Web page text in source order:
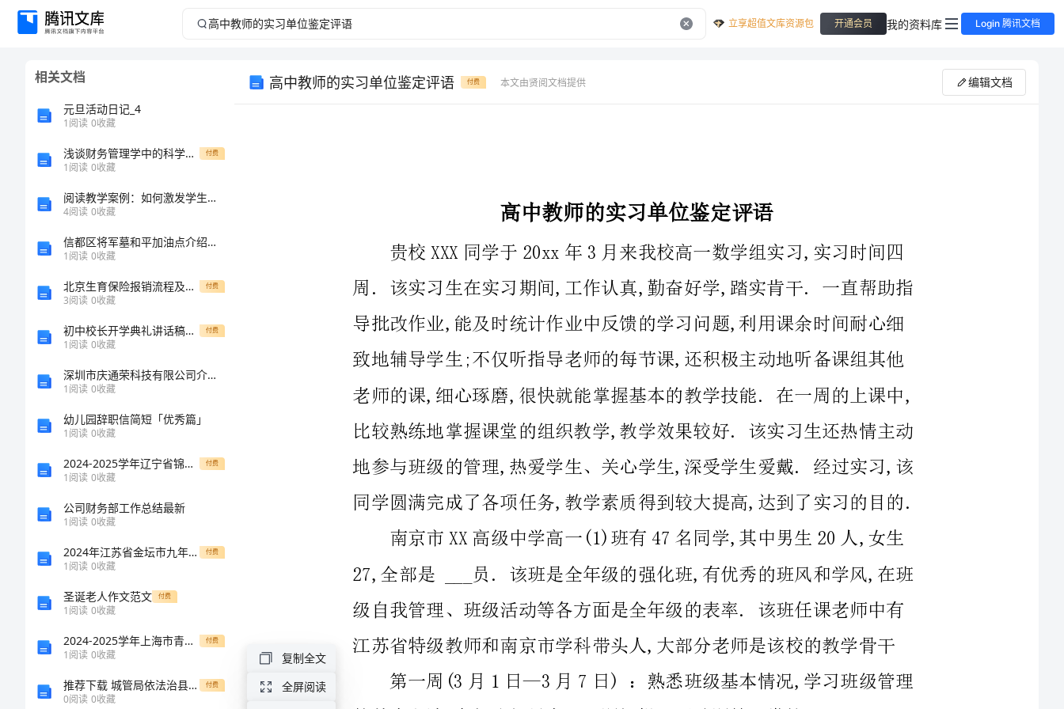
高
立享超值文库资源包 开通会员 我的资料库 Login 腾讯文档
相关文档
元旦活动日记_4
1阅读 0收藏
浅谈财务管理学中的科学与艺术论文 付费
1阅读 0收藏
阅读教学案例：如何激发学生阅读兴趣
4阅读 0收藏
信都区将军墓和平加油点介绍企业发展分析报告
1阅读 0收藏
北京生育保险报销流程及所需材料 付费
3阅读 0收藏
初中校长开学典礼讲话稿13篇 付费
1阅读 0收藏
深圳市庆通荣科技有限公司介绍企业发展分析报告
1阅读 0收藏
幼儿园辞职信简短「优秀篇」
1阅读 0收藏
2024-2025学年辽宁省锦州黑山县八年级物理上学期期中质量检测试题（含答案） 付费
1阅读 0收藏
公司财务部工作总结最新
1阅读 0收藏
2024年江苏省金坛市九年级中考一模化学达标检测试题含解析 付费
1阅读 0收藏
圣诞老人作文范文 付费
1阅读 0收藏
2024-2025学年上海市青浦一中高一数学下学期期末联考模拟试题含解析 付费
1阅读 0收藏
推荐下载 城管局依法治县工作汇报材料 付费
0阅读 0收藏
高中教师的实习单位鉴定评语 付费 本文由贤阅文档提供 编辑文档
贵校XXX同学于20xx年3月来我校高一数学组实习,实习时间四
导批改作业,能及时统计作业中反馈的学习问题,利用课余时间耐心细
致地辅导学生;不仅听指导老师的每节课,还积极主动地听备课组其他
老师的课,细心琢磨,很快就能掌握基本的教学技能.在一周的上课中,
同学圆满完成了各项任务,教学素质得到较大提高,达到了实习的目的.
南京市XX高级中学高一(1)班有47名同学,其中男生20人,女生
27,全部是___员.该班是全年级的强化班,有优秀的班风和学风,在班
第一周(3月1日—3月7日)：熟悉班级基本情况,学习班级管理
的基本方法,参与班级早自习、课间操、活动课等日常管理;
第二周(3月8日—3月14日)：参与班级的全部日常管理,召集
复制全文
全屏阅读